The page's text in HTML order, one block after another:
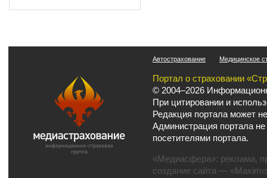
Автострахование Медицинское
Портал о страховании
© 2004–2026
При цитировании и
Редакция портала может
Администрация портала
посетителями портала.
«Медиасфера»: реклама,
создание сайта —